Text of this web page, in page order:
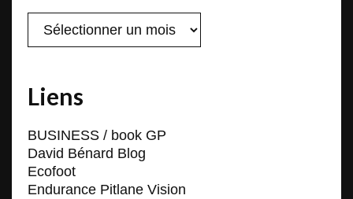
Liens
BUSINESS / book GP
David Bénard Blog
Ecofoot
Endurance Pitlane Vision